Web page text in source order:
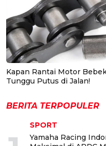
Kapan Rantai Motor
Tunggu Putus di Jalan!
BERITA TERPOPULER
SPORT
Yamaha Racing